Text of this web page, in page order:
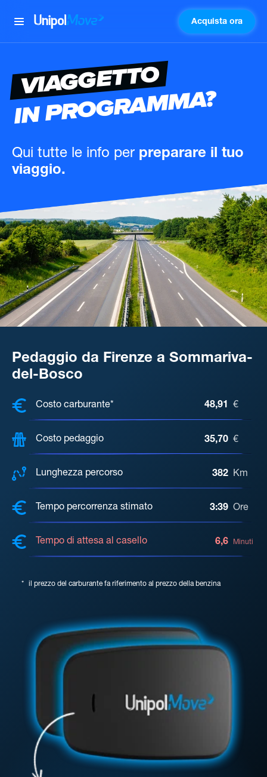
UnipolMove Acquista ora
VIAGGETTO
IN PROGRAMMA?
Qui tutte le info per preparare il tuo
viaggio.
Pedaggio da Firenze a Sommariva-
del-Bosco
COSTI, DISTANZA, TEMPO DI
Costo carburante* 48,91 €
Costo pedaggio 35,70 €
Lunghezza percorso 382 Km
Tempo percorrenza stimato 3:39 Ore
Tempo di attesa al casello 6,6 Minuti
* il prezzo del carburante fa riferimento al prezzo della benzina